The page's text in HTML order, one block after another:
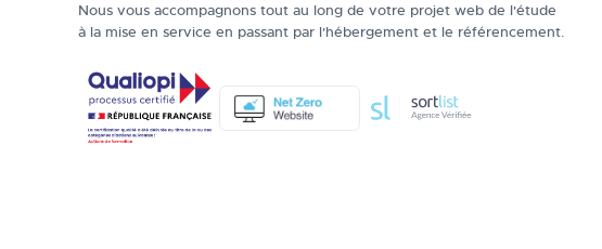
Nous vous accompagnons tout au long de votre projet web de l'étude
à la mise en service en passant par l'hébergement et le référencement.